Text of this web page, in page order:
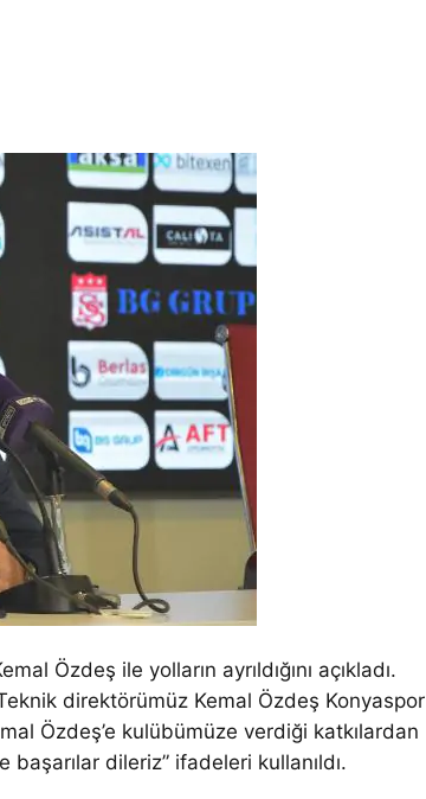
Özdeş ile yolların ayrıldığını açıkladı.
direktörümüz Kemal Özdeş Konyaspor
Özdeş’e kulübümüze verdiği katkılardan
dileriz” ifadeleri kullanıldı.